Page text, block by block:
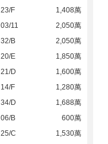
23/F
1,408萬
03/11
2,050萬
32/B
2,050萬
20/E
1,850萬
21/D
1,600萬
14/F
1,280萬
34/D
1,688萬
06/B
600萬
25/C
1,530萬